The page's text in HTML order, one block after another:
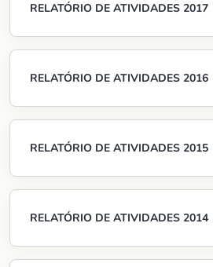
RELATÓRIO DE ATIVIDADES 2017
RELATÓRIO DE ATIVIDADES 2016
RELATÓRIO DE ATIVIDADES 2015
RELATÓRIO DE ATIVIDADES 2014